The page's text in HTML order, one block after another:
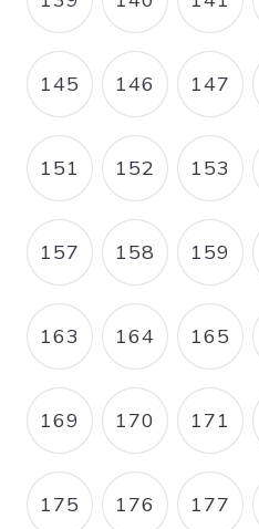
PAGE PAGE PAGE
PAGE
145 PAGE
146 PAGE
147
PAGE
151 PAGE
152 PAGE
153
PAGE
157 PAGE
158 PAGE
159
PAGE
163 PAGE
164 PAGE
165
PAGE
169 PAGE
170 PAGE
171
PAGE
175 PAGE
176 PAGE
177